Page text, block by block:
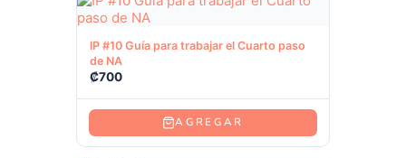
Ver producto
IP #10 Guía para trabajar el Cuarto paso
de NA
₡700
AGREGAR